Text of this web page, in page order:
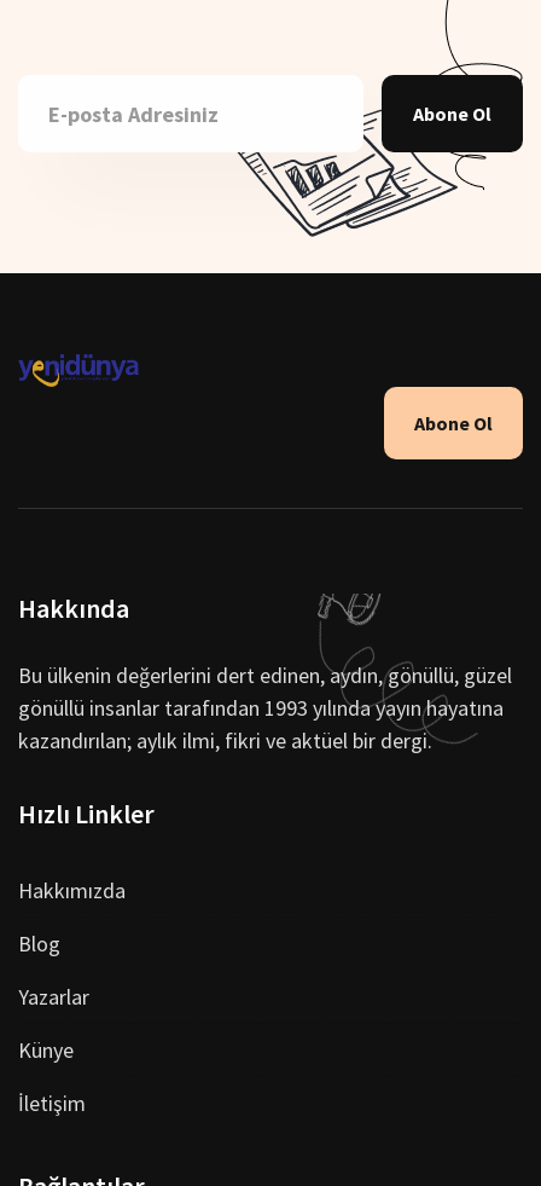
Abone Ol
Abone Ol
Hakkında
Bu ülkenin değerlerini dert edinen, aydın, gönüllü, güzel
gönüllü insanlar tarafından 1993 yılında yayın hayatına
kazandırılan; aylık ilmi, fikri ve aktüel bir dergi.
Hızlı Linkler
Hakkımızda
Blog
Yazarlar
Künye
İletişim